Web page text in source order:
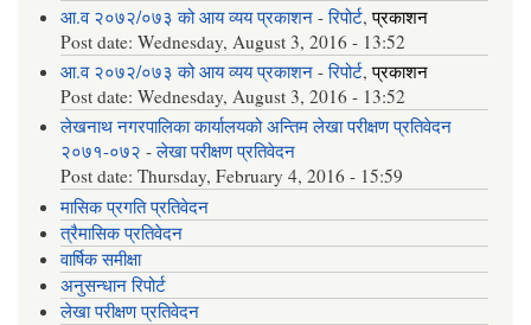
आ.व २०७२/०७३ को आय व्यय प्रकाशन-रिपोर्ट,प्रकाशन
Post date:Wednesday, August 3, 2016 - 13:52
आ.व २०७२/०७३ को आय व्यय प्रकाशन-रिपोर्ट,प्रकाशन
Post date:Wednesday, August 3, 2016 - 13:52
लेखनाथ नगरपालिका कार्यालयको अन्तिम लेखा परीक्षण प्रतिवेदन
२०७१-०७२ -लेखा परीक्षण प्रतिवेदन
Post date:Thursday, February 4, 2016 - 15:59
मासिक प्रगति प्रतिवेदन
त्रैमासिक प्रतिवेदन
वार्षिक समीक्षा
अनुसन्धान रिपोर्ट
लेखा परीक्षण प्रतिवेदन